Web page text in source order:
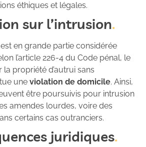
éthiques et légales.
sur l’intrusion
est en grande partie considérée
l’article 226-4 du Code pénal, le
propriété d’autrui sans
une violation de domicile. Ainsi,
être poursuivis pour intrusion
amendes lourdes, voire des
certains cas outranciers.
juridiques